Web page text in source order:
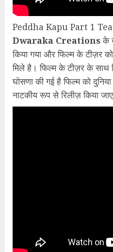
Peddha Kapu Part 1
Dwaraka Creationsके
किया गया और फिल्म के टीज़र
मिले है। फिल्म के टीज़र के साथ
घोसणा की गई है फिल्म को
नाटकीय रूप से रिलीज़ किया